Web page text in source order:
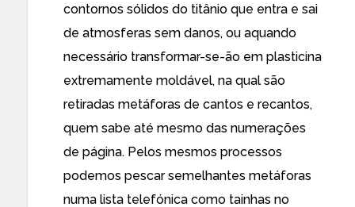
contornos sólidos do titânio que entra e sai
de atmosferas sem danos, ou aquando
necessário transformar-se-ão em plasticina
extremamente moldável, na qual são
retiradas metáforas de cantos e recantos,
quem sabe até mesmo das numerações
de página. Pelos mesmos processos
podemos pescar semelhantes metáforas
numa lista telefónica como tainhas no